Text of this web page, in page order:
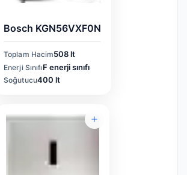
Bosch KGN56VXF0N
Toplam Hacim508 lt
Enerji Sınıfı F enerji sınıfı
Soğutucu400 lt